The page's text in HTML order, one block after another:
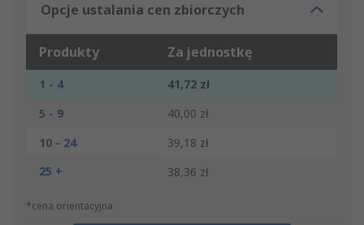
Opcje ustalania cen zbiorczych
Produkty Za jednostkę
1 - 4
41,72 zł
5 - 9
40,00 zł
10 - 24
39,18 zł
25 +
38,36 zł
*cena orientacyjna